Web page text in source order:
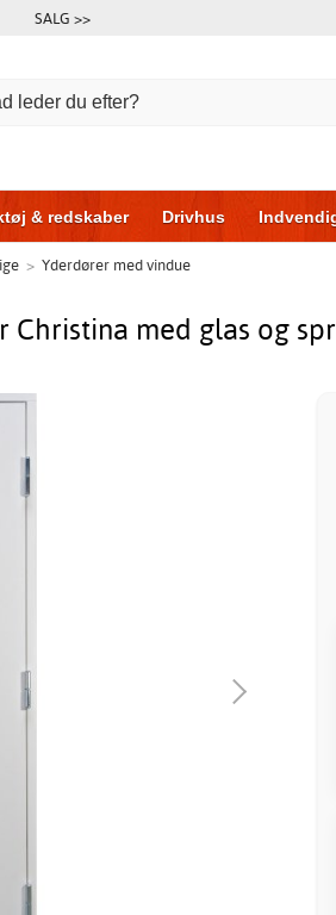
SALG >>
& redskaber Drivhus
Bil & garage Hus & byg
> Yderdører med vindue
Christina med glas og